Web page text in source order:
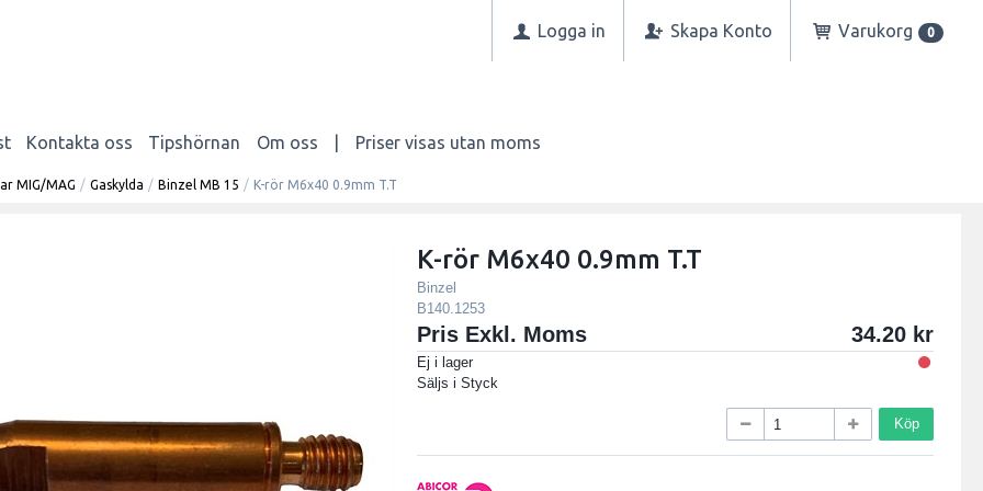
Logga in Skapa Konto Varukorg 0
Kontakta oss Tipshörnan Om oss Priser visas utan moms
MIG/MAG / Gaskylda / Binzel MB 15 / K-rör M6x40 0.9mm T.T
K-rör M6x40 0.9mm T.T
Binzel
B140.1253
Pris Exkl. Moms 34.20
Ej i lager
Säljs iStyck
Köp